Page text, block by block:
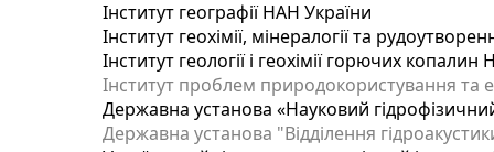
Інститут географії НАН України
Інститут геохімії, мінералогії та
Інститут геології і геохімії горючих
Інститут проблем природокористування та
Державна установа «Науковий
Державна установа "Відділення